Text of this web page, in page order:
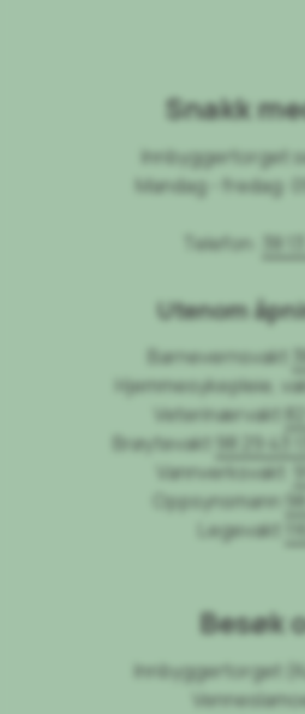
Snakk
Innbyggertorget
Mandag - fredag:
Telefon: 38
Utenom
Barnevernsvakt
Hjemmesykepleie,
Veterinærvakt
Brøytevakt 98 29 43 13
Vannverksvakt
Oppsynsmann
Legevakt
Besøk
Innbyggertorget